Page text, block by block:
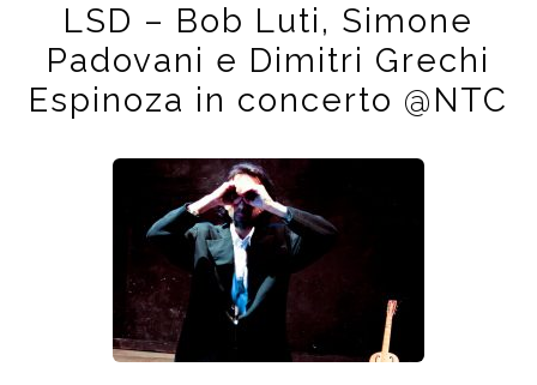
LSD – Bob Luti, Simone
Padovani e Dimitri Grechi
Espinoza in concerto @NTC